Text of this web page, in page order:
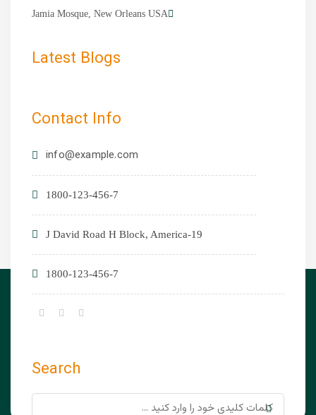
Jamia Mosque, New Orleans USA
Latest Blogs
Contact Info
info@example.com
1800-123-456-7
19-J David Road H Block, America
1800-123-456-7
Search